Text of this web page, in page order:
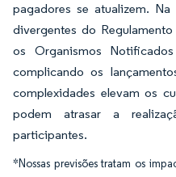
pagadores se atualizem.
divergentes do
os Organismos
complicando os
complexidades elevam os
podem atrasar a
participantes.
*Nossas previsões tratam os